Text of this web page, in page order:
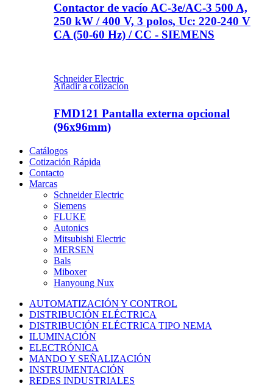
Contactor de vacío AC-3e/AC-3 500 A,
250 kW / 400 V, 3 polos, Uc: 220-240 V
CA (50-60 Hz) / CC - SIEMENS
Schneider Electric
Añadir a cotizacion
FMD121 Pantalla externa opcional
(96x96mm)
Catálogos
Cotización Rápida
Contacto
Marcas
Schneider Electric
Siemens
FLUKE
Autonics
Mitsubishi Electric
MERSEN
Bals
Miboxer
Hanyoung Nux
AUTOMATIZACIÓN Y CONTROL
DISTRIBUCIÓN ELÉCTRICA
DISTRIBUCIÓN ELÉCTRICA TIPO NEMA
ILUMINACIÓN
ELECTRÓNICA
MANDO Y SEÑALIZACIÓN
INSTRUMENTACIÓN
REDES INDUSTRIALES